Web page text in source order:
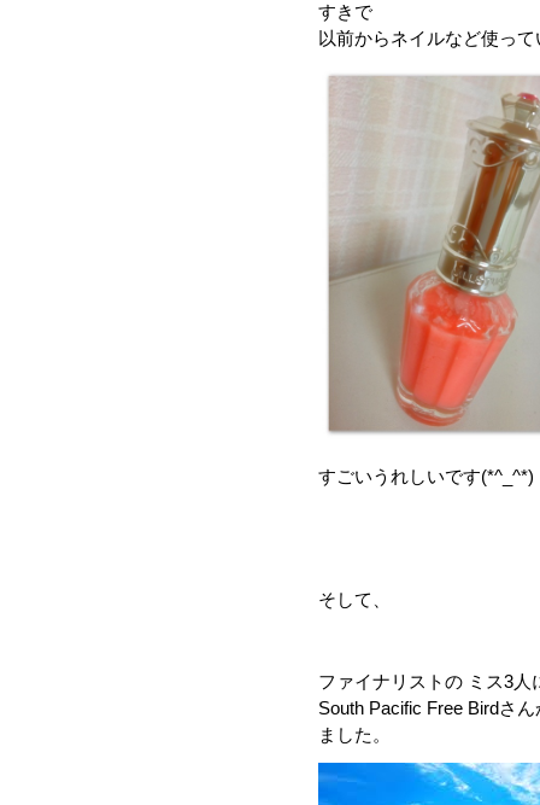
すきで
以前からネイルなど使っ
すごいうれしいです(*^_^*)
そして、
ファイナリストの ミス3人
South Pacific Free Birdさ
ました。